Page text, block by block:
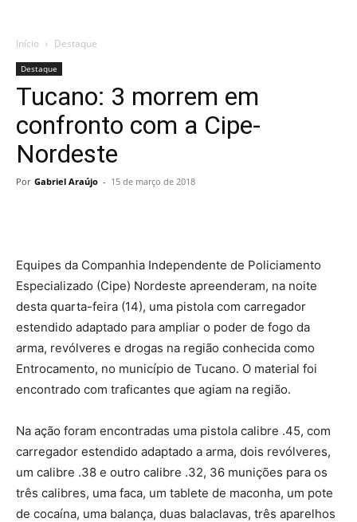
Início Destaque
Destaque
Tucano: 3 morrem em
confronto com a Cipe-
Nordeste
Por Gabriel Araújo - 15 de março de 2018
Equipes da Companhia Independente de Policiamento
Especializado (Cipe) Nordeste apreenderam, na noite
desta quarta-feira (14), uma pistola com carregador
estendido adaptado para ampliar o poder de fogo da
arma, revólveres e drogas na região conhecida como
Entrocamento, no município de Tucano. O material foi
encontrado com traficantes que agiam na região.
Na ação foram encontradas uma pistola calibre .45, com
carregador estendido adaptado a arma, dois revólveres,
um calibre .38 e outro calibre .32, 36 munições para os
três calibres, uma faca, um tablete de maconha, um pote
de cocaína, uma balança, duas balaclavas, três aparelhos